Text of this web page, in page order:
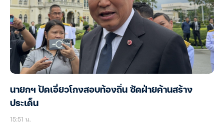
นายกฯ ปัดเอี่ยวโกงสอบท้องถิ่น ซัดฝ่ายค้านสร้าง
ประเด็น
15:51 น.